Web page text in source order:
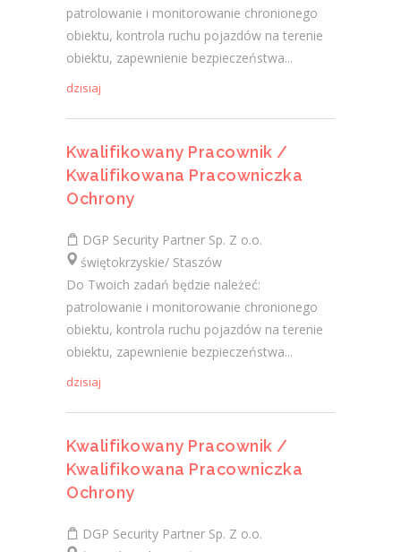
patrolowanie i monitorowanie chronionego
obiektu, kontrola ruchu pojazdów na terenie
obiektu, zapewnienie bezpieczeństwa...
dzisiaj
Kwalifikowany Pracownik /
Kwalifikowana Pracowniczka
Ochrony
DGP Security Partner Sp. Z o.o.
świętokrzyskie/ Staszów
Do Twoich zadań będzie należeć:
patrolowanie i monitorowanie chronionego
obiektu, kontrola ruchu pojazdów na terenie
obiektu, zapewnienie bezpieczeństwa...
dzisiaj
Kwalifikowany Pracownik /
Kwalifikowana Pracowniczka
Ochrony
DGP Security Partner Sp. Z o.o.